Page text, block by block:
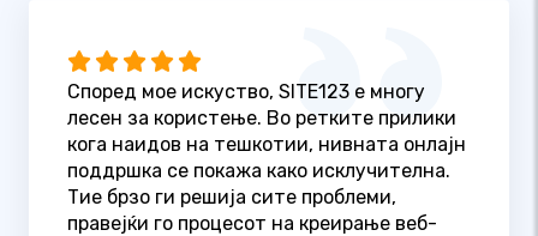
Според мое искуство, SITE123 е многу
лесен за користење. Во ретките прилики
кога наидов на тешкотии, нивната онлајн
поддршка се покажа како исклучителна.
Тие брзо ги решија сите проблеми,
правејќи го процесот на креирање веб-